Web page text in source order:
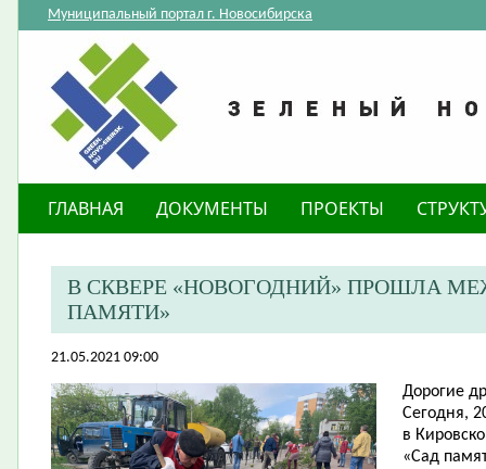
Муниципальный портал г. Новосибирска
ГЛАВНАЯ ДОКУМЕНТЫ ПРОЕКТЫ
В СКВЕРЕ «НОВОГОДНИЙ» ПРОШЛА
ПАМЯТИ»
21.05.2021 09:00
Дорогие
Сегодня,
в
«Сад